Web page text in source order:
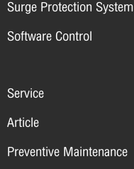
Surge Protection System
Software Control
Service
Article
Preventive Maintenance